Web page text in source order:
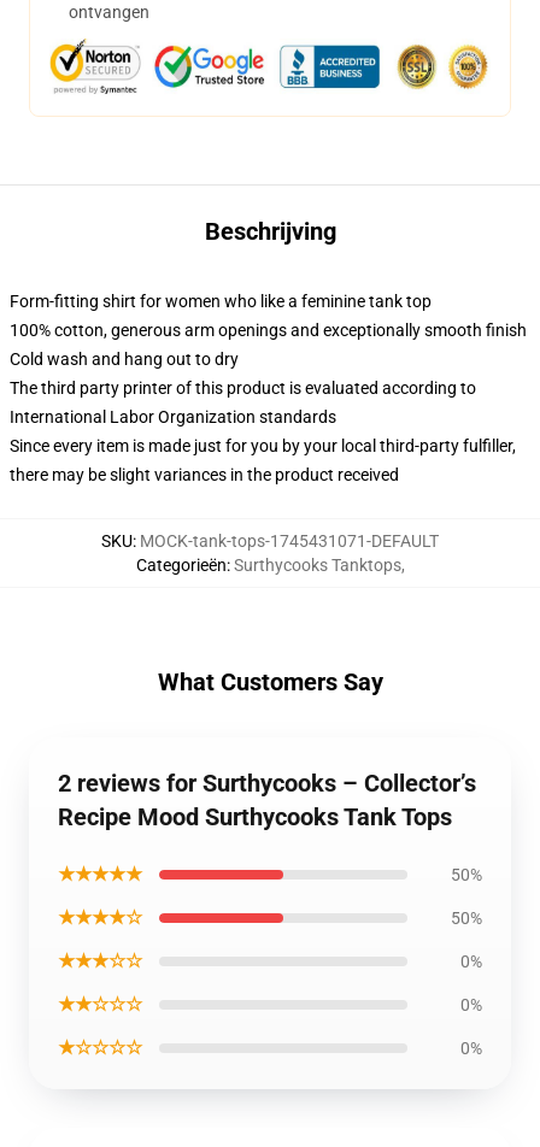
ontvangen
Beschrijving
Form-fitting shirt for women who like a feminine tank top
100% cotton, generous arm openings and exceptionally smooth finish
Cold wash and hang out to dry
The third party printer of this product is evaluated according to
International Labor Organization standards
Since every item is made just for you by your local third-party fulfiller,
there may be slight variances in the product received
SKU: MOCK-tank-tops-1745431071-DEFAULT
Categorieën:Surthycooks Tanktops,
What Customers Say
2 reviews for Surthycooks – Collector’s
Recipe Mood Surthycooks Tank Tops
★★★★★ 50%
★★★★☆ 50%
★★★☆☆ 0%
★★☆☆☆ 0%
★☆☆☆☆ 0%